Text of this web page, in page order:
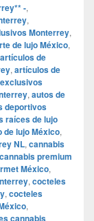
-,
,
Monterrey,
de lujo México,
artículos de
, artículos de
, autos de
deportivos
raíces de lujo
de lujo México,
NL, cannabis
cannabis premium
México,
, cocteles
, cocteles
,
cannabis